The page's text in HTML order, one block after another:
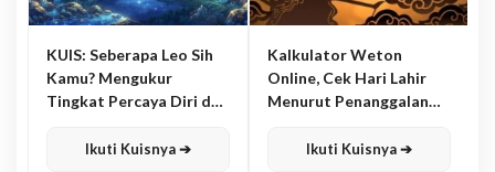
KUIS: Seberapa Leo Sih
Kamu? Mengukur
Tingkat Percaya Diri dan
Ikuti Kuisnya ➔
Kalkulator Weton
Online, Cek Hari Lahir
Menurut Penanggalan
Ikuti Kuisnya ➔